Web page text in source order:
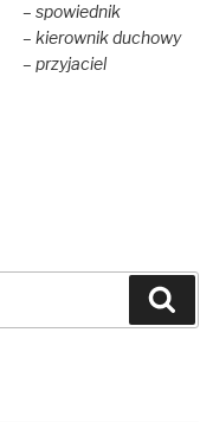
– spowiednik
– kierownik duchowy
– przyjaciel